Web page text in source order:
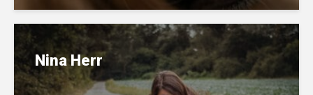
Nina Herr